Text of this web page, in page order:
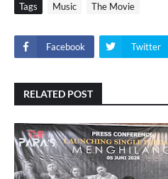
Tags Music The Movie
Facebook Twitter
RELATED POST